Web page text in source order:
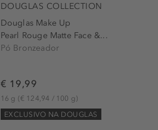
DOUGLAS COLLECTION
Douglas Make Up
Pearl Rouge Matte Face &...
Pó Bronzeador
€ 19,99
16 g (€ 124,94 / 100 g)
EXCLUSIVO NA DOUGLAS